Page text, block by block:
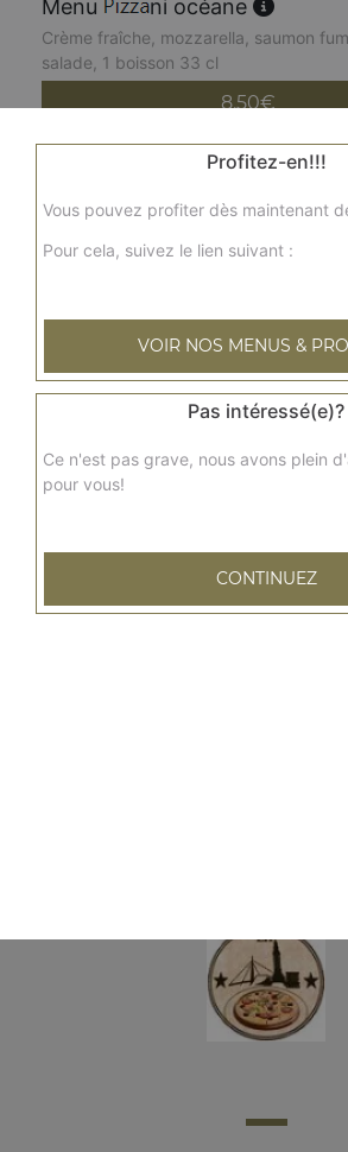
Menu ni océane
Crème fraîche, mozzarella, saumon
salade, 1 boisson 33 cl
8.50€
ni végétarienne
Sauce tomates, mozzarella, ratatouille,
ni regina
Sauce tomates, mozzarella, jambon,
origan, frites ou salade, 1 boisson 33 cl
Crème fraîche, mozzarella, blanc de
champignons, frites ou salade, 1
8.50€
Profitez-en!!!
Vous pouvez profiter dès maintenant
Pour cela, suivez le lien suivant :
VOIR NOS MENUS &
Pas intéressé(e)?
Ce n'est pas grave, nous avons plein
pour vous!
CONTINUEZ